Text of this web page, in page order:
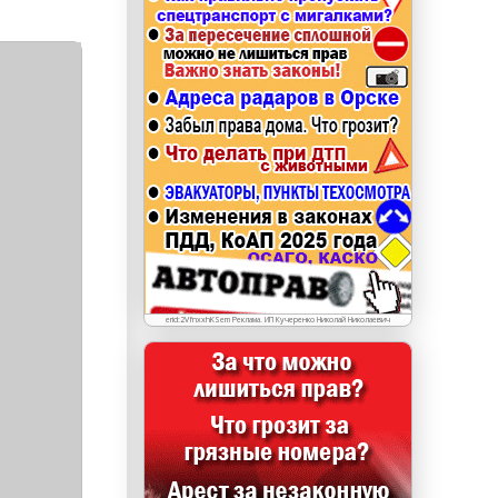
erid: LdtCKJjWj Реклама. ИП Кучеренко Николай
Николаевич
erid:2VfnxxhKSem Реклама. ИП Кучеренко Николай Николаевич